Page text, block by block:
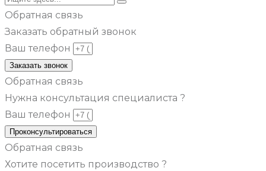
Обратная связь
Заказать обратный звонок
Ваш телефон
Заказать звонок
Обратная связь
Нужна консультация специалиста ?
Ваш телефон
Проконсультироваться
Обратная связь
Хотите посетить производство ?